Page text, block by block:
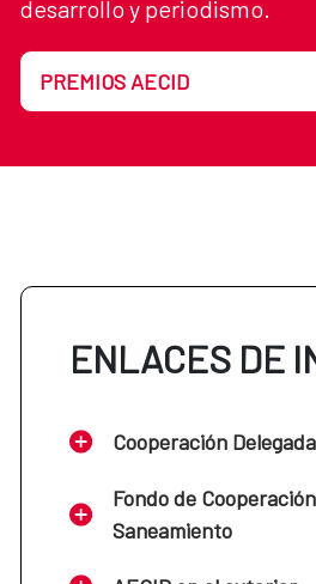
desarrollo y periodismo.
PREMIOS AECID
ENLACES DE
Cooperación Delegada
Fondo de
Saneamiento